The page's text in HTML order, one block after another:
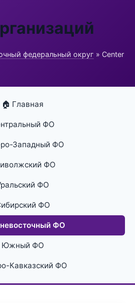
федеральный округ » Center
🏠 Главная
ФО
Западный ФО
ФО
ФО
ФО
ФО
Южный ФО
Кавказский ФО